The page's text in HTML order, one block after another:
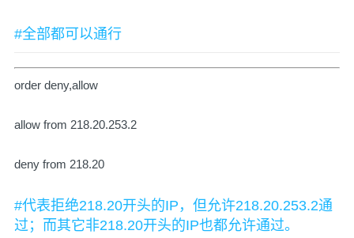
#全部都可以通行
order deny,allow
allow from 218.20.253.2
deny from 218.20
#代表拒绝218.20开头的IP，但允许218.20.253.2通
过；而其它非218.20开头的IP也都允许通过。